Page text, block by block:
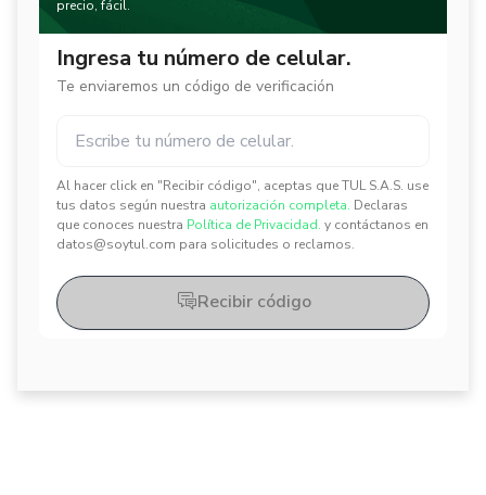
precio, fácil.
Ingresa tu número de celular.
Te enviaremos un código de verificación
Al hacer click en "Recibir código", aceptas que TUL S.A.S. use
tus datos según nuestra autorización completa. Declaras
que conoces nuestra Política de Privacidad. y contáctanos en
datos@soytul.com para solicitudes o reclamos.
✕
✕
Recibir código